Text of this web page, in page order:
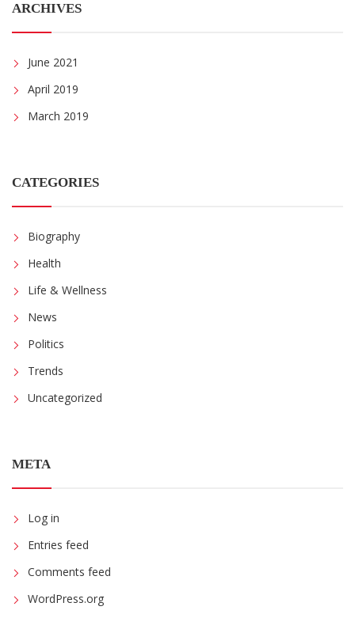
ARCHIVES
June 2021
April 2019
March 2019
CATEGORIES
Biography
Health
Life & Wellness
News
Politics
Trends
Uncategorized
META
Log in
Entries feed
Comments feed
WordPress.org